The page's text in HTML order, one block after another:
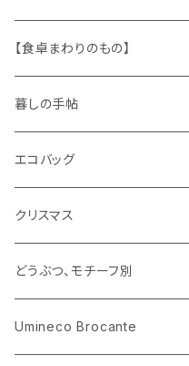
キャラクター
ピノキオ
木製品
ミニチュア、ドールハウス
古本、古雑誌、古えほん
古レコード
古せっけん
ラッピングペーパー、壁紙
プラスチック
紙
ワッペン
ニット
布地
身に着けるもの
【食卓まわりのもの】
ガラス
花びん
小物入れ
陶磁器
カップアンドソーサー
プレート
木製品
ホーロー
メタル
暮しの手帖
エコバッグ
クリスマス
どうぶつ、モチーフ別
くま、ベア
Umineco Brocante